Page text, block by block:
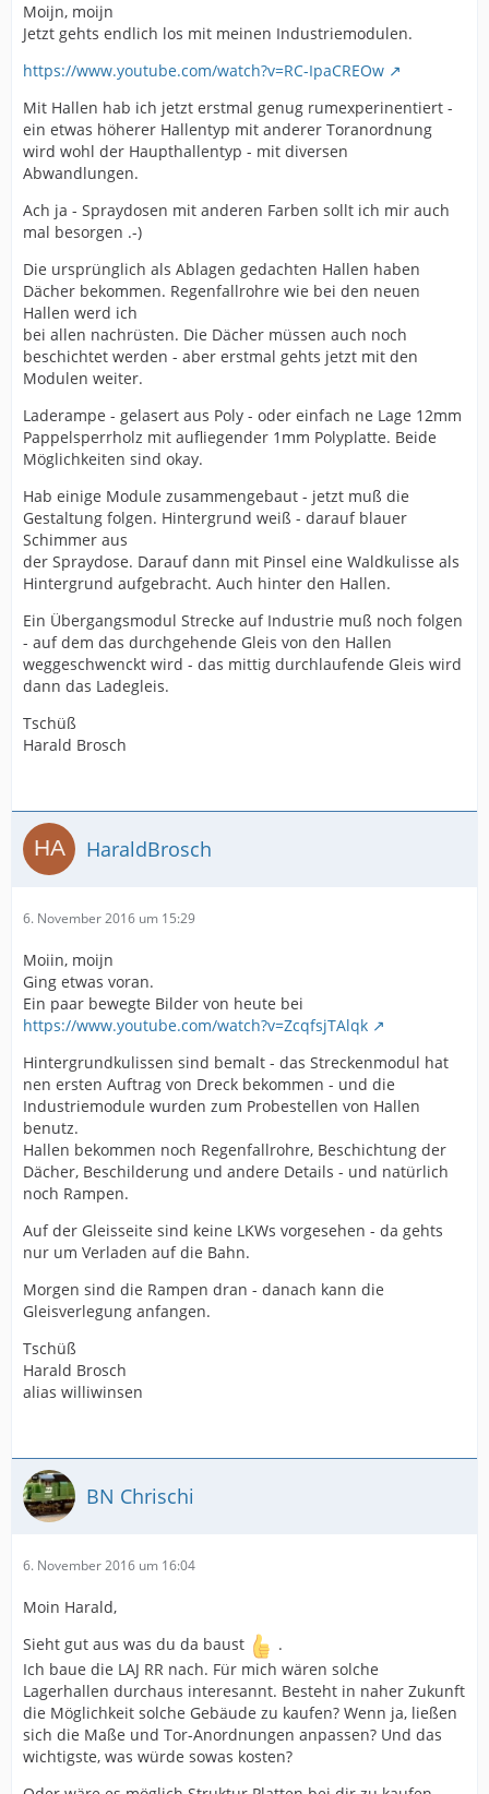
Moijn, moijn
Jetzt gehts endlich los mit meinen Industriemodulen.
https://www.youtube.com/watch?v=RC-IpaCREOw
Mit Hallen hab ich jetzt erstmal genug rumexperinentiert -
ein etwas höherer Hallentyp mit anderer Toranordnung
wird wohl der Haupthallentyp - mit diversen
Abwandlungen.
Ach ja - Spraydosen mit anderen Farben sollt ich mir auch
mal besorgen .-)
Die ursprünglich als Ablagen gedachten Hallen haben
Dächer bekommen. Regenfallrohre wie bei den neuen
Hallen werd ich
bei allen nachrüsten. Die Dächer müssen auch noch
beschichtet werden - aber erstmal gehts jetzt mit den
Modulen weiter.
Laderampe - gelasert aus Poly - oder einfach ne Lage 12mm
Pappelsperrholz mit aufliegender 1mm Polyplatte. Beide
Möglichkeiten sind okay.
Hab einige Module zusammengebaut - jetzt muß die
Gestaltung folgen. Hintergrund weiß - darauf blauer
Schimmer aus
der Spraydose. Darauf dann mit Pinsel eine Waldkulisse als
Hintergrund aufgebracht. Auch hinter den Hallen.
Ein Übergangsmodul Strecke auf Industrie muß noch folgen
- auf dem das durchgehende Gleis von den Hallen
weggeschwenckt wird - das mittig durchlaufende Gleis wird
dann das Ladegleis.
Tschüß
Harald Brosch
HaraldBrosch
6. November 2016 um 15:29
Moiin, moijn
Ging etwas voran.
Ein paar bewegte Bilder von heute bei
https://www.youtube.com/watch?v=ZcqfsjTAlqk
Hintergrundkulissen sind bemalt - das Streckenmodul hat
nen ersten Auftrag von Dreck bekommen - und die
Industriemodule wurden zum Probestellen von Hallen
benutz.
Hallen bekommen noch Regenfallrohre, Beschichtung der
Dächer, Beschilderung und andere Details - und natürlich
noch Rampen.
Auf der Gleisseite sind keine LKWs vorgesehen - da gehts
nur um Verladen auf die Bahn.
Morgen sind die Rampen dran - danach kann die
Gleisverlegung anfangen.
Tschüß
Harald Brosch
alias williwinsen
BN Chrischi
6. November 2016 um 16:04
Moin Harald,
Sieht gut aus was du da baust
.
Ich baue die LAJ RR nach. Für mich wären solche
Lagerhallen durchaus interesannt. Besteht in naher Zukunft
die Möglichkeit solche Gebäude zu kaufen? Wenn ja, ließen
sich die Maße und Tor-Anordnungen anpassen? Und das
wichtigste, was würde sowas kosten?